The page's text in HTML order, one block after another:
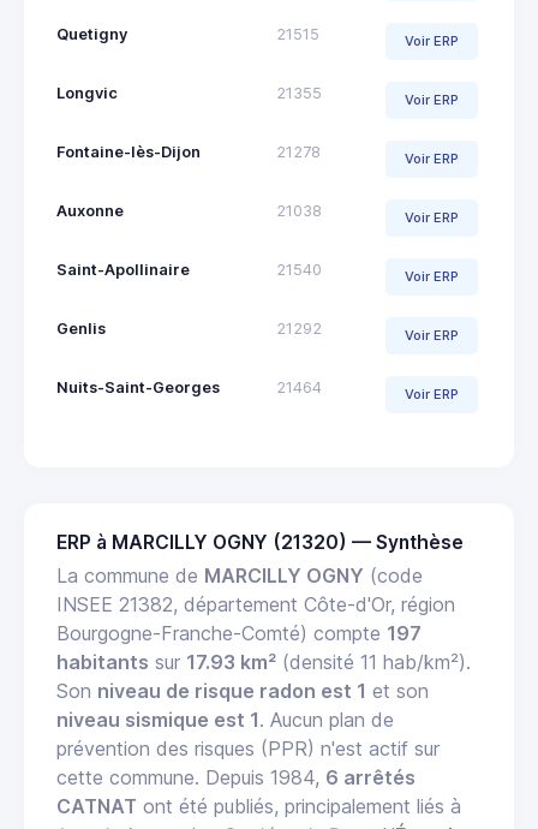
Quetigny 21515 Voir ERP
Longvic 21355 Voir ERP
Fontaine-lès-Dijon 21278 Voir ERP
Auxonne 21038 Voir ERP
Saint-Apollinaire 21540 Voir ERP
Genlis 21292 Voir ERP
Nuits-Saint-Georges 21464 Voir ERP
ERP à MARCILLY OGNY (21320) — Synthèse
La commune de MARCILLY OGNY (code
INSEE 21382, département Côte-d'Or, région
Bourgogne-Franche-Comté) compte 197
habitants sur 17.93 km² (densité 11 hab/km²).
Son niveau de risque radon est 1 et son
niveau sismique est 1. Aucun plan de
prévention des risques (PPR) n'est actif sur
cette commune. Depuis 1984, 6 arrêtés
CATNAT ont été publiés, principalement liés à